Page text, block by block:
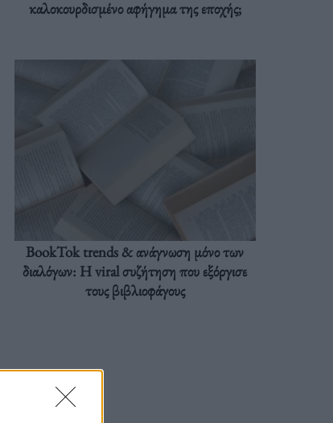
καλοκουρδισμένο αφήγημα της εποχής;
BookTok trends & ανάγνωση μόνο των
διαλόγων: Η viral συζήτηση που εξόργισε
τους βιβλιοφάγους